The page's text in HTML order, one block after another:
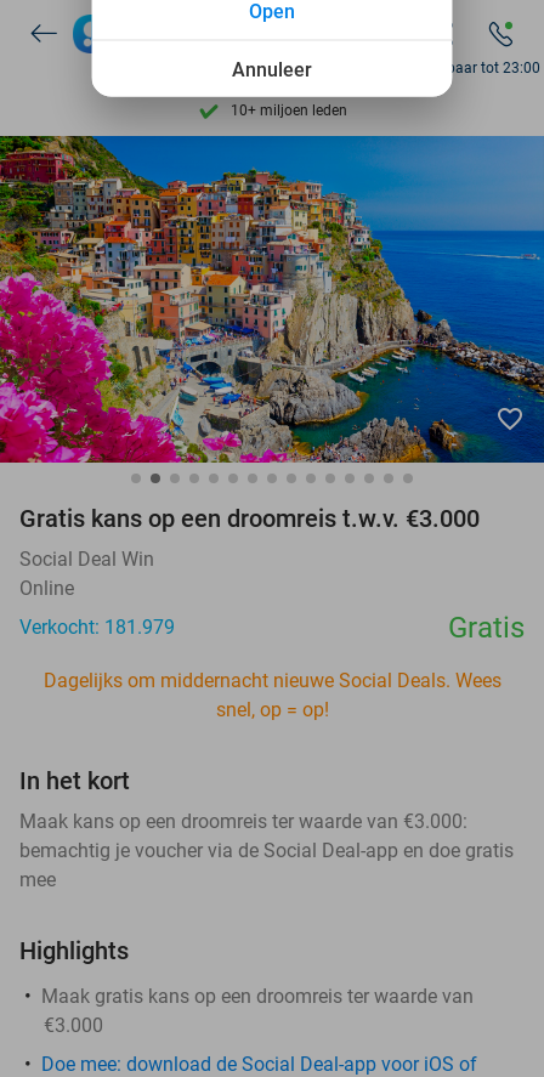
Ontdek 15.000+ deals
7 dagen per week beschikbaar
10+ miljoen leden
Ontdek 15.000+ deals
7 dagen per week beschikbaar
10+ miljoen leden
Bereikbaar tot 23:00
favorite_border
Gratis kans op een droomreis t.w.v. €3.000
Social Deal Win
Online
Verkocht: 181.979
Gratis
Dagelijks om middernacht nieuwe Social Deals. Wees
snel, op = op!
In het kort
Maak kans op een droomreis ter waarde van €3.000:
bemachtig je voucher via de Social Deal-app en doe gratis
mee
Highlights
Maak gratis kans op een droomreis ter waarde van
€3.000
Doe mee: download de Social Deal-app voor iOS of
Annuleer
Open